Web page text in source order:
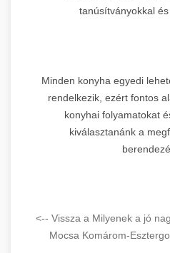
tanúsítványokkal
Minden konyha egyedi
rendelkezik, ezért fontos
konyhai folyamatokat
kiválasztanánk a
<-- Vissza a Milyenek a jó
Mocsa Komárom-